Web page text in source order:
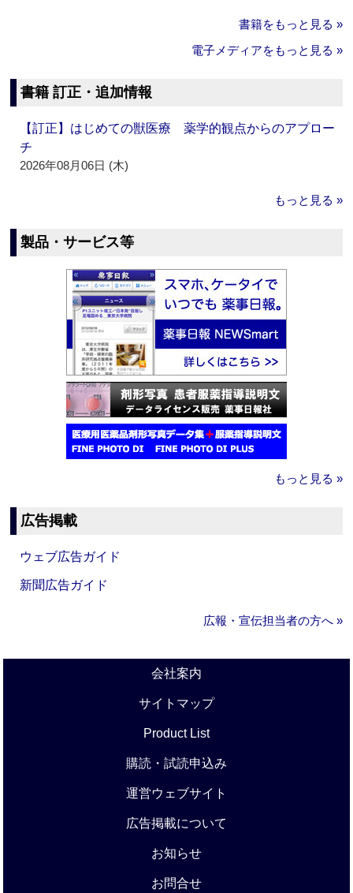
書籍をもっと見る »
電子メディアをもっと見る »
書籍 訂正・追加情報
【訂正】はじめての獣医療 薬学的観点からのアプロー
チ
2026年08月06日 (木)
もっと見る »
製品・サービス等
もっと見る »
広告掲載
ウェブ広告ガイド
新聞広告ガイド
広報・宣伝担当者の方へ »
会社案内
サイトマップ
Product List
購読・試読申込み
運営ウェブサイト
広告掲載について
お知らせ
お問合せ